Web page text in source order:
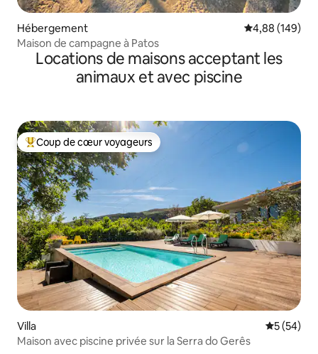
Hébergement Évaluation
4,88 (149)
Maison de campagne à Patos
Locations de maisons acceptant les
animaux et avec piscine
Coups de cœur voyageurs les plus appréciés
Coup de cœur voyageurs
Villa
5 (54)
Maison avec piscine privée sur la Serra do Gerês